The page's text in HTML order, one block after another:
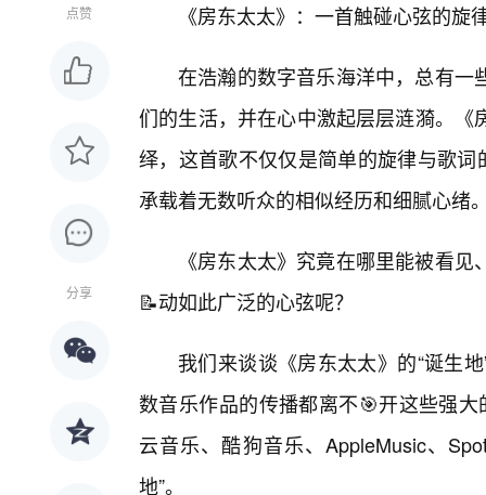
点赞
分享
《房东太太》：一首触碰心弦的旋
在浩瀚的数字音乐海洋中，总有一
们的生活，并在心中激起层层涟漪。
绎，这首歌不仅仅是简单的旋律与歌
承载着无数听众的相似经历和细腻心绪
《房东太太》究竟在哪里能被看
📝动如此广泛的心弦呢？
我们来谈谈《房东太太》的“诞生
数音乐作品的传播都离不🎯开这些强
云音乐、酷狗音乐、AppleMusic、
地”。